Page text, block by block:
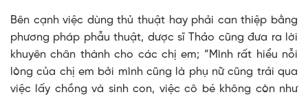
Bên cạnh việc dùng thủ thuật hay phải can thiệp bằng
phương pháp phẫu thuật, dược sĩ Thảo cũng đưa ra lời
khuyên chân thành cho các chị em; “Mình rất hiểu nỗi
lòng của chị em bởi mình cũng là phụ nữ cũng trải qua
việc lấy chồng và sinh con, việc cô bé không còn như